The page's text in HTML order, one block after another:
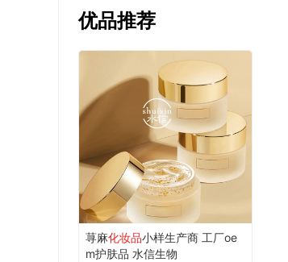
优品推荐
荨麻化妆品小样生产商 工厂oe
m护肤品 水信生物